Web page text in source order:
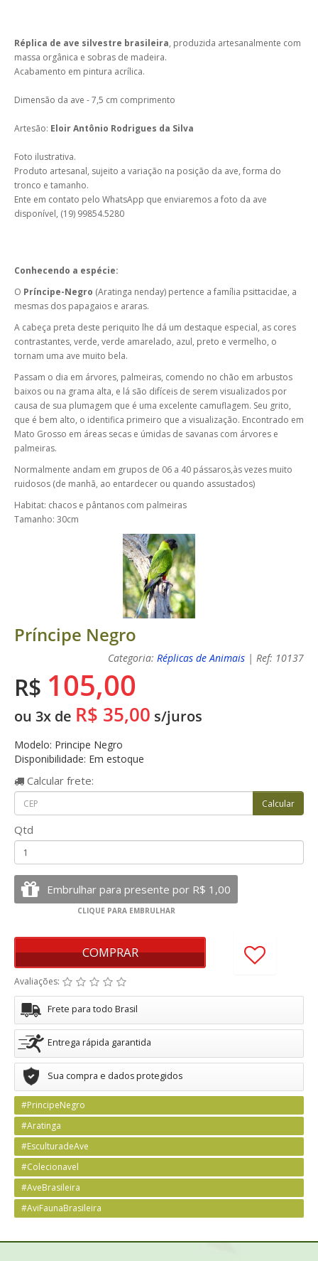
Réplica de ave silvestre brasileira, produzida artesanalmente com
massa orgânica e sobras de madeira.
Acabamento em pintura acrílica.
Dimensão da ave - 7,5 cm comprimento
Artesão: Eloir Antônio Rodrigues da Silva
Foto ilustrativa.
Produto artesanal, sujeito a variação na posição da ave, forma do
tronco e tamanho.
Ente em contato pelo WhatsApp que enviaremos a foto da ave
disponível, (19) 99854.5280
Conhecendo a espécie:
O Príncipe-Negro (Aratinga nenday) pertence a família psittacidae, a
mesmas dos papagaios e araras.
A cabeça preta deste periquito lhe dá um destaque especial, as cores
contrastantes, verde, verde amarelado, azul, preto e vermelho, o
tornam uma ave muito bela.
Passam o dia em árvores, palmeiras, comendo no chão em arbustos
baixos ou na grama alta, e lá são difíceis de serem visualizados por
causa de sua plumagem que é uma excelente camuflagem. Seu grito,
que é bem alto, o identifica primeiro que a visualização. Encontrado em
Mato Grosso em áreas secas e úmidas de savanas com árvores e
palmeiras.
Normalmente andam em grupos de 06 a 40 pássaros,às vezes muito
ruidosos (de manhã, ao entardecer ou quando assustados)
Habitat: chacos e pântanos com palmeiras
Tamanho: 30cm
Príncipe Negro
Categoria: Réplicas de Animais | Ref: 10137
R$ 105,00
ou 3x de R$ 35,00 s/juros
Modelo: Principe Negro
Disponibilidade: Em estoque
Calcular frete:
Qtd
COMPRAR
Avaliações:
Frete para todo Brasil
Entrega rápida garantida
Sua compra e dados protegidos
#PrincipeNegro
#Aratinga
#EsculturadeAve
#Colecionavel
#AveBrasileira
#AviFaunaBrasileira